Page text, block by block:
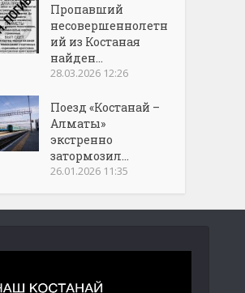
Пропавший
несовершеннолетн
ий из Костаная
найден...
28.03.2026 12:26
Поезд «Костанай –
Алматы»
экстренно
затормозил...
26.01.2026 11:35